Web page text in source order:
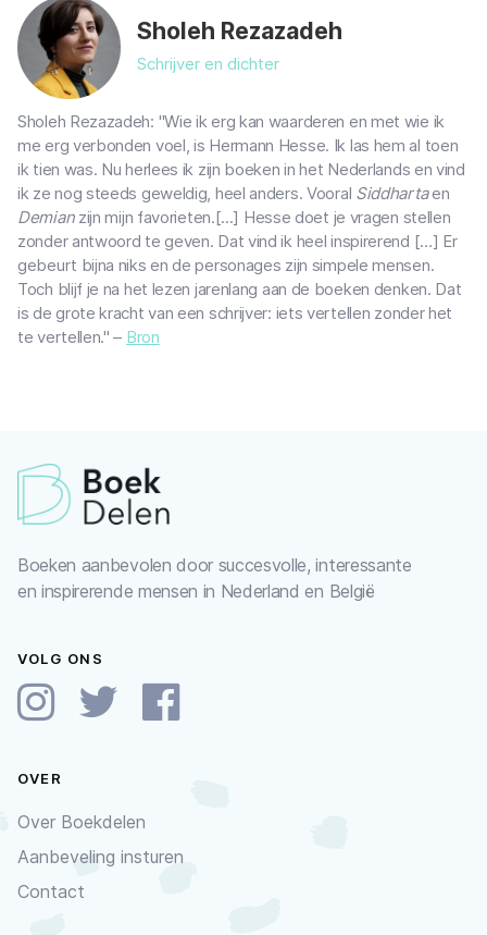
Sholeh Rezazadeh
Schrijver en dichter
Sholeh Rezazadeh: "Wie ik erg kan waarderen en met wie ik
me erg verbonden voel, is Hermann Hesse. Ik las hem al toen
ik tien was. Nu herlees ik zijn boeken in het Nederlands en vind
ik ze nog steeds geweldig, heel anders. Vooral Siddhartaen
Demianzijn mijn favorieten.[...] Hesse doet je vragen stellen
zonder antwoord te geven. Dat vind ik heel inspirerend […] Er
gebeurt bijna niks en de personages zijn simpele mensen.
Toch blijf je na het lezen jarenlang aan de boeken denken. Dat
is de grote kracht van een schrijver: iets vertellen zonder het
te vertellen." – Bron
Boeken aanbevolen door succesvolle, interessante
en inspirerende mensen in Nederland en België
VOLG ONS
OVER
Over Boekdelen
Aanbeveling insturen
Contact